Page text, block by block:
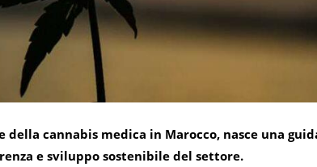
della cannabis medica in Marocco, nasce una
e sviluppo sostenibile del settore.